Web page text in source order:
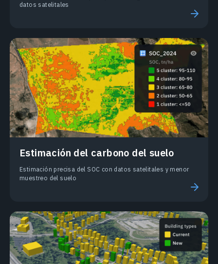
datos satelitales
Estimación del carbono del suelo
Estimación precisa del SOC con datos satelitales y menor
muestreo del suelo